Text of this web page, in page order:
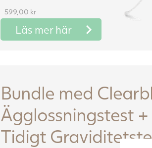
599,00 kr
Läs mer här
Bundle med
Ägglossningstest
Tidigt